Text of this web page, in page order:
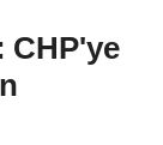
CHP'ye